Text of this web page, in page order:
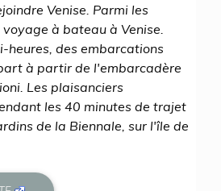
Venise. Parmi les
à bateau à Venise.
heures, des embarcations
à partir de l'embarcadère
Les plaisanciers
les 40 minutes de trajet
de la Biennale, sur l'île de